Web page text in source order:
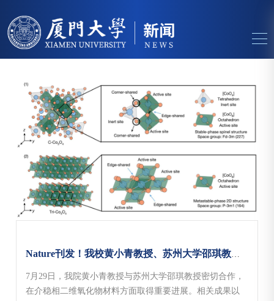
Nature刊发！我校黄小青教授、苏州大学邵琪教授合作开发新型二维四氧化三钴，助力酸性电解水“去贵金属化”
7月29日，我院黄小青教授与苏州大学邵琪教授密切合作，
在介稳相二维氧化物材料方面取得重要进展。相关成果以